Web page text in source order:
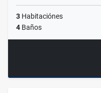
3 Habitaciónes
4 Baños